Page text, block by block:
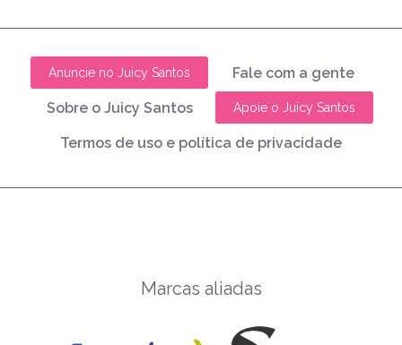
Anuncie no Juicy Santos Fale com a gente
Sobre o Juicy Santos Apoie o Juicy Santos
Termos de uso e política de privacidade
Marcas aliadas